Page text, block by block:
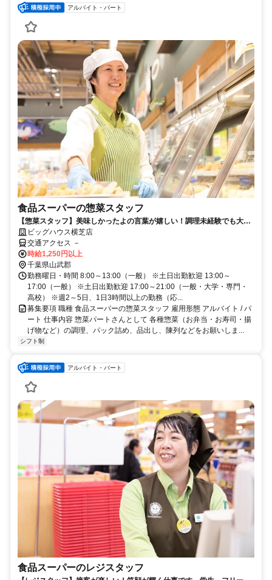
アルバイト・パート
食品スーパーの惣菜スタッフ
【惣菜スタッフ】美味しかったよの言葉が嬉しい！調理未経験でも大歓
迎 シフトの融通OK 主婦さん活躍中
ビッグハウス横芝店
交通アクセス －
時給1,250円以上
千葉県山武郡
勤務曜日・時間 8:00～13:00（一般） ※土日出勤歓迎 13:00～
17:00（一般） ※土日出勤歓迎 17:00～21:00（一般・大学・専門・
高校） ※週2～5日、1日3時間以上の勤務（応...
募集要項 職種 食品スーパーの惣菜スタッフ 雇用形態 アルバイト / パ
ート 仕事内容 惣菜パートさんとして 各種惣菜（お弁当・お寿司・揚
げ物など）の調理、パック詰め、品出し、陳列などをお願いしま...
シフト制
アルバイト・パート
食品スーパーのレジスタッフ